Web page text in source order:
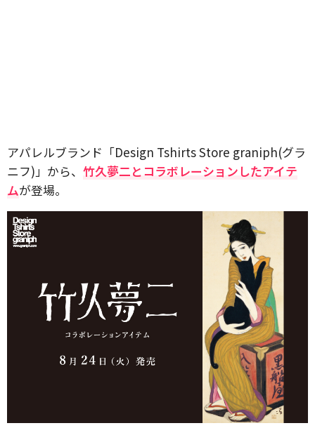
アパレルブランド「Design Tshirts Store graniph(グラ
ニフ)」から、 竹久夢二とコラボレーションしたアイテ
ムが登場。